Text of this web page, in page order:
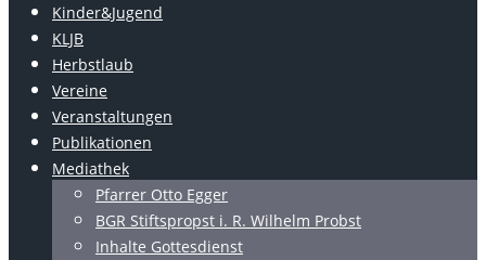
Kinder&Jugend
KLJB
Herbstlaub
Vereine
Veranstaltungen
Publikationen
Mediathek
Pfarrer Otto Egger
BGR Stiftspropst i. R. Wilhelm Probst
Inhalte Gottesdienst